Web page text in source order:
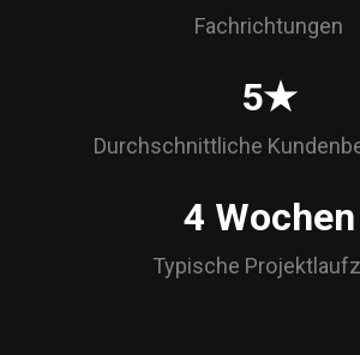
Fachrichtungen
5★
Durchschnittliche
4 Wochen
Typische